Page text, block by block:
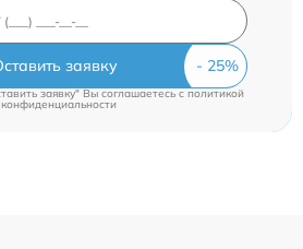
заявку
заявку" Вы соглашаетесь cполитикой
конфиденциальности